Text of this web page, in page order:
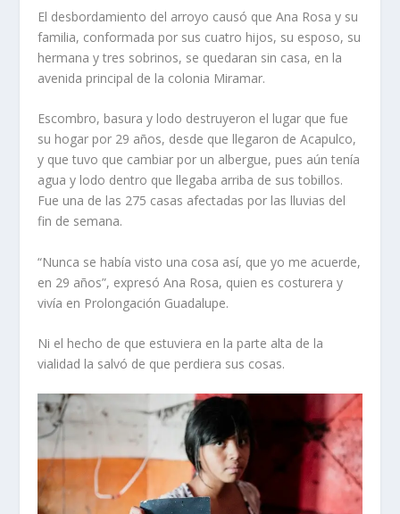
El desbordamiento del arroyo causó que Ana Rosa y su
familia, conformada por sus cuatro hijos, su esposo, su
hermana y tres sobrinos, se quedaran sin casa, en la
avenida principal de la colonia Miramar.
Escombro, basura y lodo destruyeron el lugar que fue
su hogar por 29 años, desde que llegaron de Acapulco,
y que tuvo que cambiar por un albergue, pues aún tenía
agua y lodo dentro que llegaba arriba de sus tobillos.
Fue una de las 275 casas afectadas por las lluvias del
fin de semana.
“Nunca se había visto una cosa así, que yo me acuerde,
en 29 años”, expresó Ana Rosa, quien es costurera y
vivía en Prolongación Guadalupe.
Ni el hecho de que estuviera en la parte alta de la
vialidad la salvó de que perdiera sus cosas.